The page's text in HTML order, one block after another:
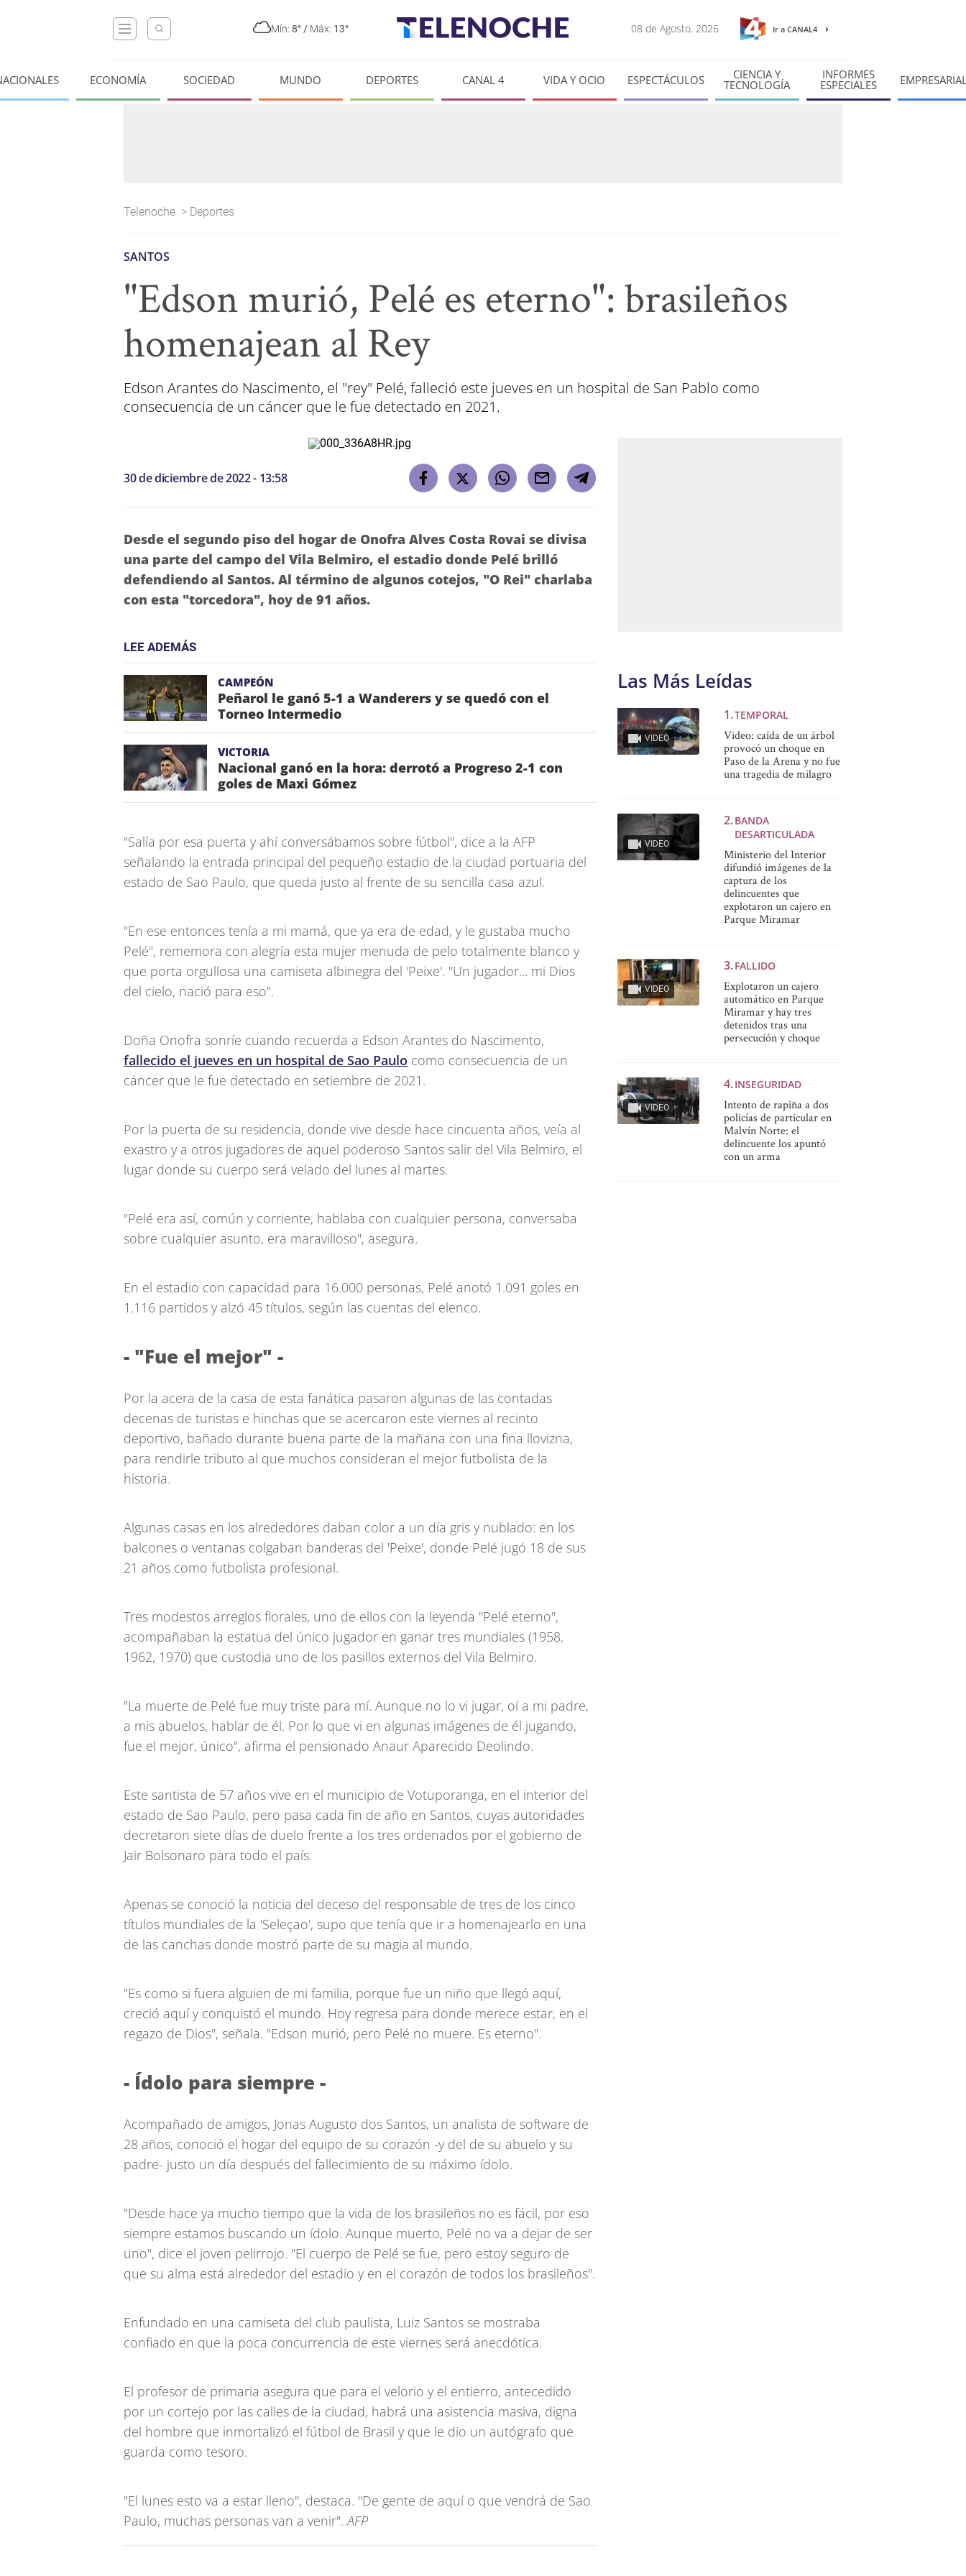
Mín: 8° / Máx: 13° 08 de Agosto, 2026 Ir a CANAL4
ECONOMÍA SOCIEDAD MUNDO DEPORTES CANAL 4 VIDA Y OCIO ESPECTÁCULOS CIENCIA Y
TECNOLOGÍA
INFORMES
ESPECIALES
Telenoche > Deportes
SANTOS
"Edson murió, Pelé es eterno": brasileños
homenajean al Rey
Edson Arantes do Nascimento, el "rey" Pelé, falleció este jueves en un hospital de San Pablo como
consecuencia de un cáncer que le fue detectado en 2021.
30 de diciembre de 2022 - 13:58
Desde el segundo piso del hogar de Onofra Alves Costa Rovai se divisa
una parte del campo del Vila Belmiro, el estadio donde Pelé brilló
defendiendo al Santos. Al término de algunos cotejos, "O Rei" charlaba
con esta "torcedora", hoy de 91 años.
LEE ADEMÁS
CAMPEÓN
Peñarol le ganó 5-1 a Wanderers y se quedó con el
Torneo Intermedio
VICTORIA
Nacional ganó en la hora: derrotó a Progreso 2-1 con
goles de Maxi Gómez
"Salía por esa puerta y ahí conversábamos sobre fútbol", dice a la AFP
señalando la entrada principal del pequeño estadio de la ciudad portuaria del
estado de Sao Paulo, que queda justo al frente de su sencilla casa azul.
"En ese entonces tenía a mi mamá, que ya era de edad, y le gustaba mucho
Pelé", rememora con alegría esta mujer menuda de pelo totalmente blanco y
que porta orgullosa una camiseta albinegra del 'Peixe'. "Un jugador... mi Dios
del cielo, nació para eso".
Doña Onofra sonríe cuando recuerda a Edson Arantes do Nascimento,
fallecido el jueves en un hospital de Sao Paulo como consecuencia de un
cáncer que le fue detectado en setiembre de 2021.
Por la puerta de su residencia, donde vive desde hace cincuenta años, veía al
exastro y a otros jugadores de aquel poderoso Santos salir del Vila Belmiro, el
lugar donde su cuerpo será velado del lunes al martes.
"Pelé era así, común y corriente, hablaba con cualquier persona, conversaba
sobre cualquier asunto, era maravilloso", asegura.
En el estadio con capacidad para 16.000 personas, Pelé anotó 1.091 goles en
1.116 partidos y alzó 45 títulos, según las cuentas del elenco.
- "Fue el mejor" -
Por la acera de la casa de esta fanática pasaron algunas de las contadas
decenas de turistas e hinchas que se acercaron este viernes al recinto
deportivo, bañado durante buena parte de la mañana con una fina llovizna,
para rendirle tributo al que muchos consideran el mejor futbolista de la
historia.
Algunas casas en los alrededores daban color a un día gris y nublado: en los
balcones o ventanas colgaban banderas del 'Peixe', donde Pelé jugó 18 de sus
21 años como futbolista profesional.
Tres modestos arreglos florales, uno de ellos con la leyenda "Pelé eterno",
acompañaban la estatua del único jugador en ganar tres mundiales (1958,
1962, 1970) que custodia uno de los pasillos externos del Vila Belmiro.
"La muerte de Pelé fue muy triste para mí. Aunque no lo vi jugar, oí a mi padre,
a mis abuelos, hablar de él. Por lo que vi en algunas imágenes de él jugando,
fue el mejor, único", afirma el pensionado Anaur Aparecido Deolindo.
Este santista de 57 años vive en el municipio de Votuporanga, en el interior del
estado de Sao Paulo, pero pasa cada fin de año en Santos, cuyas autoridades
decretaron siete días de duelo frente a los tres ordenados por el gobierno de
Jair Bolsonaro para todo el país.
Apenas se conoció la noticia del deceso del responsable de tres de los cinco
títulos mundiales de la 'Seleçao', supo que tenía que ir a homenajearlo en una
de las canchas donde mostró parte de su magia al mundo.
"Es como si fuera alguien de mi familia, porque fue un niño que llegó aquí,
creció aquí y conquistó el mundo. Hoy regresa para donde merece estar, en el
regazo de Dios", señala. "Edson murió, pero Pelé no muere. Es eterno".
- Ídolo para siempre -
Acompañado de amigos, Jonas Augusto dos Santos, un analista de software de
28 años, conoció el hogar del equipo de su corazón -y del de su abuelo y su
padre- justo un día después del fallecimiento de su máximo ídolo.
"Desde hace ya mucho tiempo que la vida de los brasileños no es fácil, por eso
siempre estamos buscando un ídolo. Aunque muerto, Pelé no va a dejar de ser
uno", dice el joven pelirrojo. "El cuerpo de Pelé se fue, pero estoy seguro de
que su alma está alrededor del estadio y en el corazón de todos los brasileños".
Enfundado en una camiseta del club paulista, Luiz Santos se mostraba
confiado en que la poca concurrencia de este viernes será anecdótica.
El profesor de primaria asegura que para el velorio y el entierro, antecedido
por un cortejo por las calles de la ciudad, habrá una asistencia masiva, digna
del hombre que inmortalizó el fútbol de Brasil y que le dio un autógrafo que
guarda como tesoro.
"El lunes esto va a estar lleno", destaca. "De gente de aquí o que vendrá de Sao
Paulo, muchas personas van a venir".AFP
Las Más Leídas
VIDEO
TEMPORAL
Video: caída de un árbol
provocó un choque en
Paso de la Arena y no fue
una tragedia de milagro
VIDEO
BANDA
DESARTICULADA
Ministerio del Interior
difundió imágenes de la
captura de los
delincuentes que
explotaron un cajero en
Parque Miramar
VIDEO
FALLIDO
Explotaron un cajero
automático en Parque
Miramar y hay tres
detenidos tras una
persecución y choque
VIDEO
INSEGURIDAD
Intento de rapiña a dos
policías de particular en
Malvín Norte: el
delincuente los apuntó
con un arma